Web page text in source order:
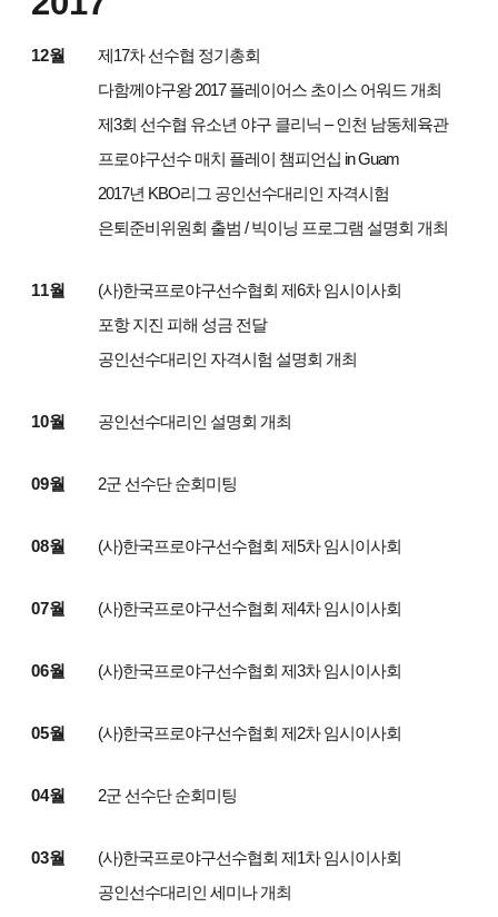
12월
제17차 선수협 정기총회
다함께야구왕 2017 플레이어스 초이스 어워드 개최
제3회 선수협 유소년 야구 클리닉 – 인천 남동체육관
프로야구선수 매치 플레이 챔피언십 in Guam
2017년 KBO리그 공인선수대리인 자격시험
은퇴준비위원회 출범 / 빅이닝 프로그램 설명회 개최
11월
(사)한국프로야구선수협회 제6차 임시이사회
포항 지진 피해 성금 전달
공인선수대리인 자격시험 설명회 개최
10월 공인선수대리인 설명회 개최
09월 2군 선수단 순회미팅
08월 (사)한국프로야구선수협회 제5차 임시이사회
07월 (사)한국프로야구선수협회 제4차 임시이사회
06월 (사)한국프로야구선수협회 제3차 임시이사회
05월 (사)한국프로야구선수협회 제2차 임시이사회
04월 2군 선수단 순회미팅
03월
(사)한국프로야구선수협회 제1차 임시이사회
공인선수대리인 세미나 개최